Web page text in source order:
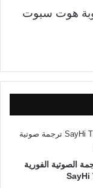
هوت سبوت
الصوتية الفورية
SayHi